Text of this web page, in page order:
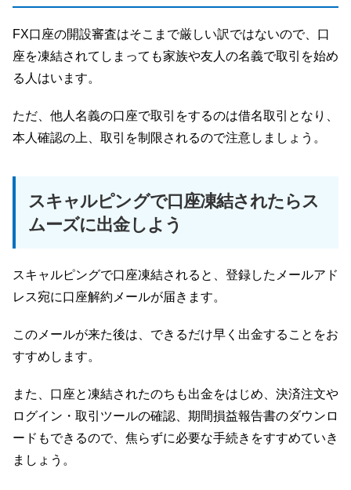
FX口座の開設審査はそこまで厳しい訳ではないので、口
座を凍結されてしまっても家族や友人の名義で取引を始め
る人はいます。
ただ、他人名義の口座で取引をするのは借名取引となり、
本人確認の上、取引を制限されるので注意しましょう。
スキャルピングで口座凍結されたらス
ムーズに出金しよう
スキャルピングで口座凍結されると、登録したメールアド
レス宛に口座解約メールが届きます。
このメールが来た後は、できるだけ早く出金することをお
すすめします。
また、口座と凍結されたのちも出金をはじめ、決済注文や
ログイン・取引ツールの確認、期間損益報告書のダウンロ
ードもできるので、焦らずに必要な手続きをすすめていき
ましょう。